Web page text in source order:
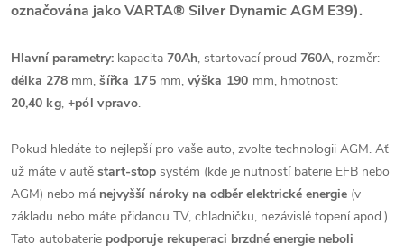
označována jakoVARTA® Silver Dynamic AGM E39).
Hlavní parametry: kapacita 70Ah, startovací proud 760A, rozměr:
délka 278 mm,šířka 175 mm,výška 190 mm, hmotnost:
20,40 kg, +pól vpravo.
Pokud hledáte to nejlepší pro vaše auto, zvolte technologii AGM. Ať
už máte v autě start-stop systém (kde je nutností baterie EFB nebo
AGM) nebo má nejvyšší nároky na odběr elektrické energie (v
základu nebo máte přidanou TV, chladničku, nezávislé topení apod.).
Tato autobaterie podporuje rekuperaci brzdné energie neboli